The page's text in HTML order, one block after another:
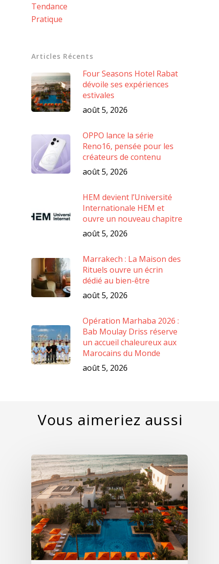
Tendance
Pratique
Articles Récents
Four Seasons Hotel Rabat
dévoile ses expériences
estivales
août 5, 2026
OPPO lance la série
Reno16, pensée pour les
créateurs de contenu
août 5, 2026
HEM devient l’Université
Internationale HEM et
ouvre un nouveau chapitre
août 5, 2026
Marrakech : La Maison des
Rituels ouvre un écrin
dédié au bien-être
août 5, 2026
Opération Marhaba 2026 :
Bab Moulay Driss réserve
un accueil chaleureux aux
Marocains du Monde
août 5, 2026